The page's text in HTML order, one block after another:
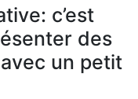
c’est
des
un petit